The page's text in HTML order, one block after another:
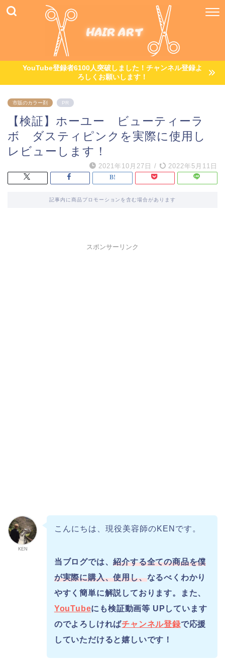
YouTube登録者6100人突破しました！チャンネル登録よ
ろしくお願いします！
市販のカラー剤 PR
【検証】ホーユー ビューティーラ
ボ ダスティピンクを実際に使用し
レビューします！
2021年10月27日 / 2022年5月11日
記事内に商品プロモーションを含む場合があります
スポンサーリンク
KEN
こんにちは、現役美容師のKENです。
当ブログでは、紹介する全ての商品を僕
が実際に購入、使用し、なるべくわかり
やすく簡単に解説しております。また、
YouTubeにも検証動画等 UPしています
のでよろしければチャンネル登録で応援
していただけると嬉しいです！